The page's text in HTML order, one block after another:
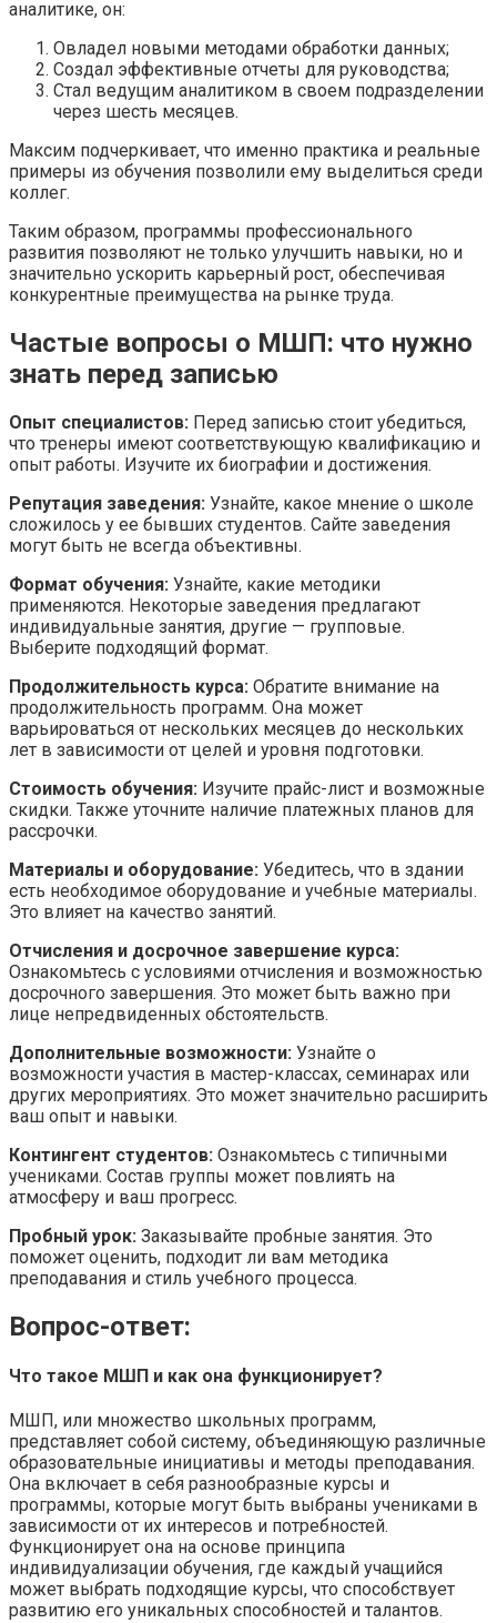
аналитике, он:
Овладел новыми методами обработки данных;
Создал эффективные отчеты для руководства;
Стал ведущим аналитиком в своем подразделении
через шесть месяцев.
Максим подчеркивает, что именно практика и реальные
примеры из обучения позволили ему выделиться среди
коллег.
Таким образом, программы профессионального
развития позволяют не только улучшить навыки, но и
значительно ускорить карьерный рост, обеспечивая
конкурентные преимущества на рынке труда.
Частые вопросы о МШП: что нужно
знать перед записью
Опыт специалистов: Перед записью стоит убедиться,
что тренеры имеют соответствующую квалификацию и
опыт работы. Изучите их биографии и достижения.
Репутация заведения: Узнайте, какое мнение о школе
сложилось у ее бывших студентов. Сайте заведения
могут быть не всегда объективны.
Формат обучения: Узнайте, какие методики
применяются. Некоторые заведения предлагают
индивидуальные занятия, другие — групповые.
Выберите подходящий формат.
Продолжительность курса: Обратите внимание на
продолжительность программ. Она может
варьироваться от нескольких месяцев до нескольких
лет в зависимости от целей и уровня подготовки.
Стоимость обучения: Изучите прайс-лист и возможные
скидки. Также уточните наличие платежных планов для
рассрочки.
Материалы и оборудование: Убедитесь, что в здании
есть необходимое оборудование и учебные материалы.
Это влияет на качество занятий.
Отчисления и досрочное завершение курса:
Ознакомьтесь с условиями отчисления и возможностью
досрочного завершения. Это может быть важно при
лице непредвиденных обстоятельств.
Дополнительные возможности: Узнайте о
возможности участия в мастер-классах, семинарах или
других мероприятиях. Это может значительно расширить
ваш опыт и навыки.
Контингент студентов: Ознакомьтесь с типичными
учениками. Состав группы может повлиять на
атмосферу и ваш прогресс.
Пробный урок: Заказывайте пробные занятия. Это
поможет оценить, подходит ли вам методика
преподавания и стиль учебного процесса.
Вопрос-ответ:
Что такое МШП и как она функционирует?
МШП, или множество школьных программ,
представляет собой систему, объединяющую различные
образовательные инициативы и методы преподавания.
Она включает в себя разнообразные курсы и
программы, которые могут быть выбраны учениками в
зависимости от их интересов и потребностей.
Функционирует она на основе принципа
индивидуализации обучения, где каждый учащийся
может выбрать подходящие курсы, что способствует
развитию его уникальных способностей и талантов.